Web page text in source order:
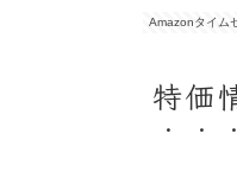
Amazonタイム
特価